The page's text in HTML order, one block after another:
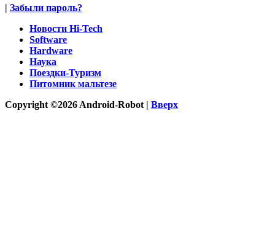
| Забыли пароль?
Новости Hi-Tech
Software
Hardware
Наука
Поездки-Туризм
Питомник мальтезе
Copyright ©2026 Android-Robot | Вверх